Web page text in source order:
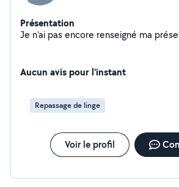
Présentation
Je n'ai pas
Aucun avis pour l'instant
Repassage de linge
Voir le profil